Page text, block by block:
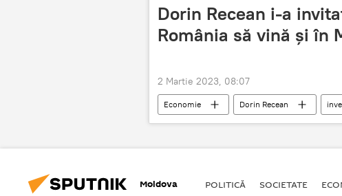
Dorin Recean i-a
România să vină și în
2 Martie 2023, 08:07
Economie Dorin Recean
Moldova
Moldova POLITICĂ SOCIETATE